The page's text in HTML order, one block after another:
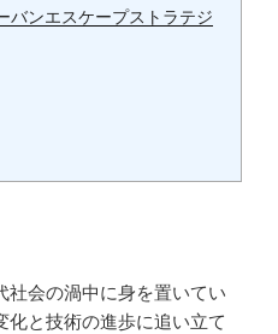
バンエスケープストラテジ
社会の渦中に身を置いてい
化と技術の進歩に追い立て